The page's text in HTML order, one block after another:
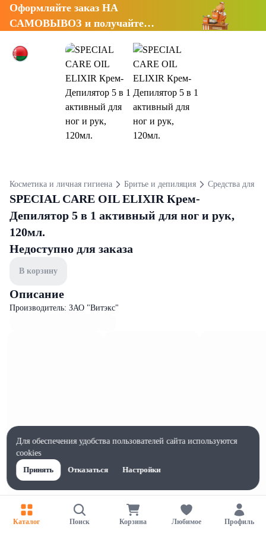
Оформляйте заказ НА
САМОВЫВОЗ и получайте
Косметика и личная гигиена Бритье и депиляция Средства для
SPECIAL CARE OIL ELIXIR Крем-
Депилятор 5 в 1 активный для ног и рук,
120мл.
Недоступно для заказа
В корзину
Описание
Производитель: ЗАО "Витэкс"
Характеристики
Жиры на 100г, г
Каталог Поиск Корзина Любимое Профиль
Для обеспечения удобства пользователей сайта используются
cookies
Принять
Отказаться Настройки